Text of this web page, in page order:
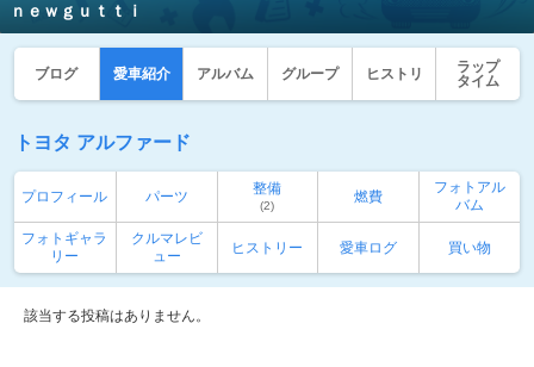
ｎｅｗｇｕｔｔｉ
ブログ 愛車紹介 アルバム グループ ヒストリ
ラップ
タイム
トヨタ アルファード
プロフィール パーツ 整備
(2)
燃費
フォトアル
バム
フォトギャラ
リー
クルマレビ
ュー
ヒストリー 愛車ログ 買い物
該当する投稿はありません。